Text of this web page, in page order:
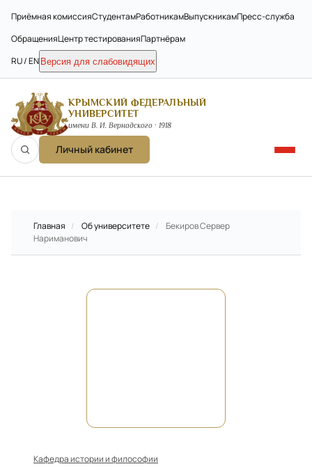
Приёмная комиссияСтудентамРаботникамВыпускникамПресс-служба
ОбращенияЦентр тестированияПартнёрам
RU / EN Версия для слабовидящих
КРЫМСКИЙ ФЕДЕРАЛЬНЫЙ
УНИВЕРСИТЕТ
имени В. И. Вернадского · 1918
Личный кабинет
Главная / Об университете /
Бекиров Сервер
Нариманович
Кафедра истории и философии